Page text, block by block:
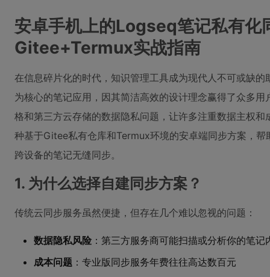
安卓手机上的Logseq笔记私有化
Gitee+Termux实战指南
在信息碎片化的时代，知识管理工具成为现代人不可或缺
为核心的笔记应用，因其简洁高效的设计理念赢得了众多
格和第三方云存储的数据隐私问题，让许多注重数据主权
种基于Gitee私有仓库和Termux环境的安卓端同步方案，
跨设备的笔记无缝同步。
1. 为什么选择自建同步方案？
传统云同步服务虽然便捷，但存在几个难以忽视的问题：
数据隐私风险 ：第三方服务商可能扫描或分析你的笔记
成本问题 ：专业版同步服务年费往往高达数百元